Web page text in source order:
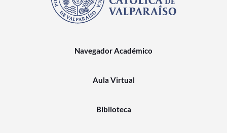
Navegador Académico
Aula Virtual
Biblioteca